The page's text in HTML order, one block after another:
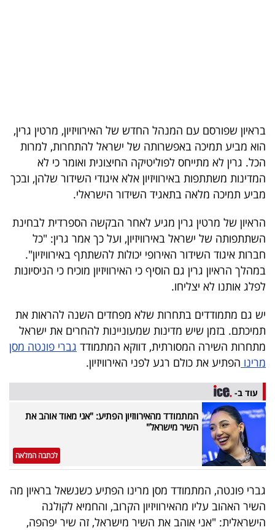
5
המילון
הכלכלי
פודקאסט
40
UNDER
40
שיתופי
פעולה
דרושים
ניוזלטרים
מייל
אדום
בראיון שפורסם עם המנהל החדש של האירוויזיון, מרטין גרין,
הוא מביע תמיכה באפשרותה של ישראל להתחרות, למרות
הכל. גרין לא מתייחס לפוליטיקה החיצונית ואומר כי לא
המדינות משתתפות באירוויזיון אלא איגודי השידור שלהן, ובכך
מביע תמיכה מלאה בתאגיד השידור הישראלי.
הראיון של מרטין גרין מגיע לאחר הבקשה הספרדית לבחינת
השתתפותה של ישראל באירוויזיון, ועל כך אמר גרין: "כל
חברות איגוד השידור האירופי יכולות להשתתף באירוויזיון".
במהלך הראיון גרין גם הוסיף כי האירוויזיון מוכיח כי הניסיונות
לפלג אותנו לא יצליחו.
יש גם מתמודדים בתחרות שלא מפחדים השנה להראות את
תמיכתם. בזמן שיש מדינות שמעוניינות להחרים את ישראל
מתחרות השירה המסורתית, דווקא המתמודד גברי פונטה מסן
מרינו הפתיע את כולם רגע לפני האירוויזיון.
עוד ב-
המתמודד מהאירווזיון הפתיע: "אני מאוד אוהב את
השיר מישראל"
לכתבה המלאה
גברי פונטה, המתמודד מסן מרינו הפתיע כשנשאל בראיון מה
השיר האהוב עליו מהאירוויזיון הקרוב, והחמיא לקולגה
הישראלית: "אני אוהב את השיר מישראל, זה שיר יפהפה,